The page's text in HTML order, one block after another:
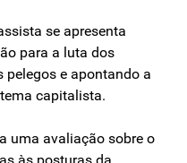
se apresenta
para a luta dos
pelegos e apontando a
capitalista.
uma avaliação sobre o